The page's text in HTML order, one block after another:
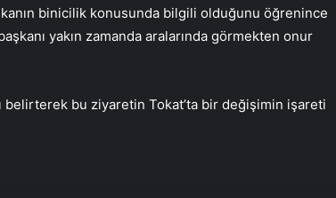
binicilik konusunda bilgili olduğunu öğrenince
yakın zamanda aralarında görmekten onur
belirterek bu ziyaretin Tokat’ta bir değişimin işareti